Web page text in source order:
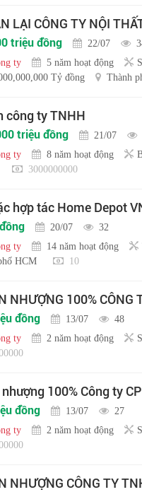
LẠI CÔNG TY NỘI
triệu đồng 22/07
ty
5 năm hoạt động
Tỷ đồng
Thành
công ty TNHH
triệu đồng 21/07
ty
8 năm hoạt động
3000000000
hợp tác Home Depot
20/07
32
ty
14 năm hoạt động
HCM
10
NHƯỢNG 100% CÔNG
đồng 13/07
48
ty
2 năm hoạt động
nhượng 100% Công ty
đồng 13/07
27
ty
2 năm hoạt động
NHƯỢNG CÔNG TY